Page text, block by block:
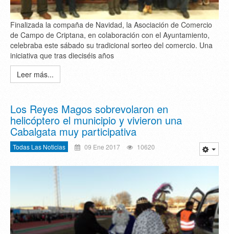
Finalizada la compaña de Navidad, la Asociación de Comercio
de Campo de Criptana, en colaboración con el Ayuntamiento,
celebraba este sábado su tradicional sorteo del comercio. Una
iniciativa que tras dieciséis años
Leer más...
Los Reyes Magos sobrevolaron en
helicóptero el municipio y vivieron una
Cabalgata muy participativa
Todas Las Noticias 09 Ene 2017 10620